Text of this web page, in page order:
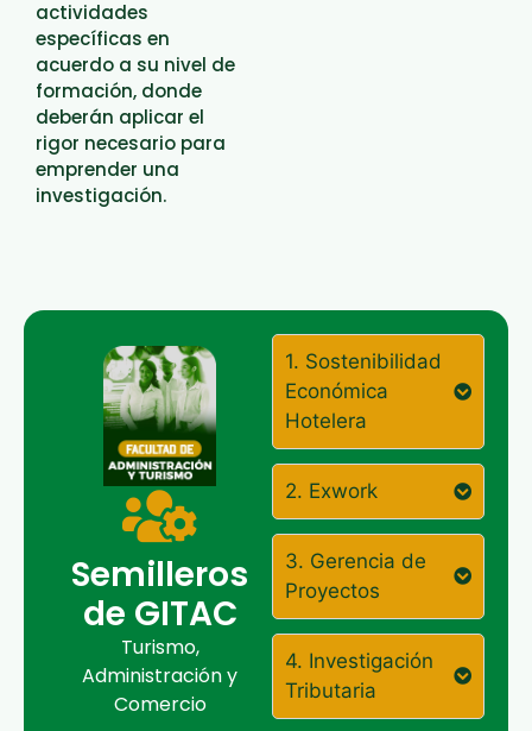
actividades
específicas en
acuerdo a su nivel de
formación, donde
deberán aplicar el
rigor necesario para
emprender una
investigación.
Semilleros
de GITAC
Turismo,
Administración y
Comercio
1. Sostenibilidad
Económica
Hotelera
2. Exwork
3. Gerencia de
Proyectos
4. Investigación
Tributaria